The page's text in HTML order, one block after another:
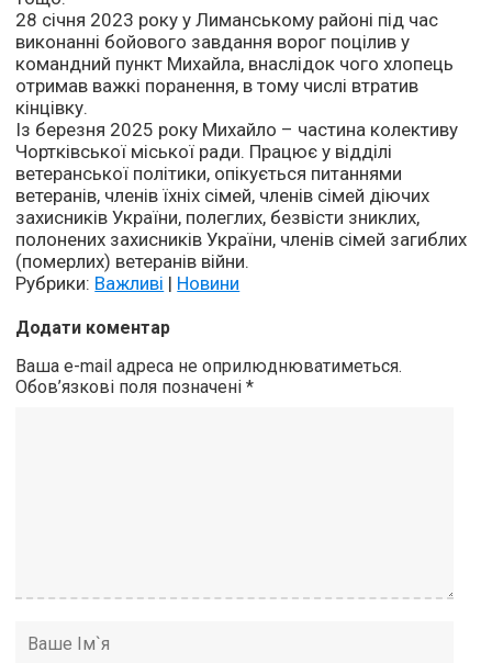
28 січня 2023 року у Лиманському районі під час
виконанні бойового завдання ворог поцілив у
командний пункт Михайла, внаслідок чого хлопець
отримав важкі поранення, в тому числі втратив
кінцівку.
Із березня 2025 року Михайло – частина колективу
Чортківської міської ради. Працює у відділі
ветеранської політики, опікується питаннями
ветеранів, членів їхніх сімей, членів сімей діючих
захисників України, полеглих, безвісти зниклих,
полонених захисників України, членів сімей загиблих
(померлих) ветеранів війни.
Рубрики: Важливі | Новини
Додати коментар
Ваша e-mail адреса не оприлюднюватиметься.
Обов’язкові поля позначені*